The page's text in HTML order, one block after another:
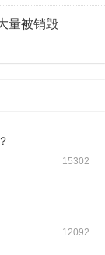
量被销毁
15302
12092